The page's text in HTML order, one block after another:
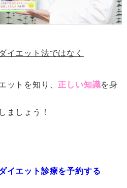
イエット法ではなく
ットを知り、 正しい知識を身
ましょう！
エット診療を予約する